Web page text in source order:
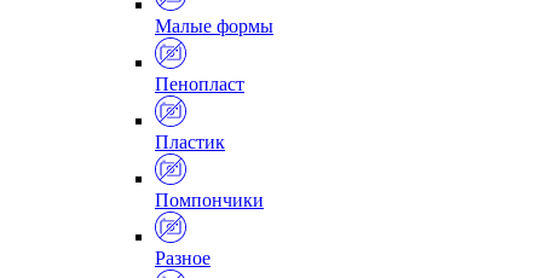
Малые формы
Пенопласт
Пластик
Помпончики
Разное